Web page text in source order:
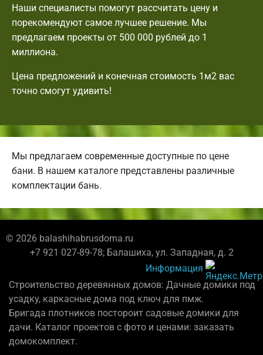
Наши специалисты помогут рассчитать цену и
порекомендуют самое лучшее решение. Мы
предлагаем проекты от 500 000 рублей до 1
миллиона.
Цена предложений и конечная стоимость 1м2 вас
точно смогут удивить!
Мы предлагаем современные доступные по цене
бани. В нашем каталоге представлены различные
комплектации бань.
© 2026 balashihabrusdoma.ru
+7 921 027-89-78; Балашиха, ул. Западная, д. 2
Информация
Строительство деревянных домов: Дачные домики под
усадку, каркасные дома под ключ для пмж.
Бригада плотников постороит садовые домики для
дачи. Каталог проектов с фото и ценами: заказать
домокомплект.